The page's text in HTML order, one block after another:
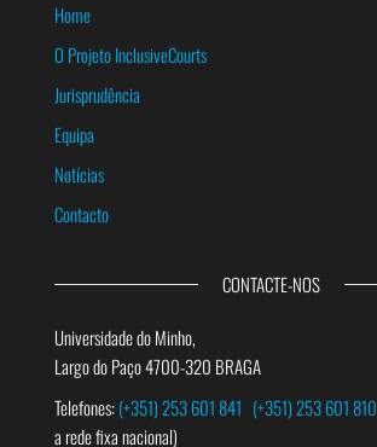
Home
O Projeto InclusiveCourts
Jurisprudência
Equipa
Notícias
Contacto
CONTACTE-NOS
Universidade do Minho,
Largo do Paço 4700-320 BRAGA
Telefones:(+351) 253 601 841 (+351) 253 601 810
a rede fixa nacional)